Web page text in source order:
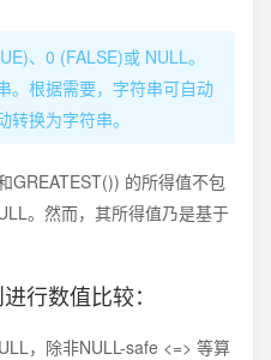
、0 (FALSE)或 NULL。
。根据需要，字符串可自动
换为字符串。
GREATEST()) 的所得值不包
。然而，其所得值乃是基于
行数值比较：
，除非NULL-safe <=> 等算